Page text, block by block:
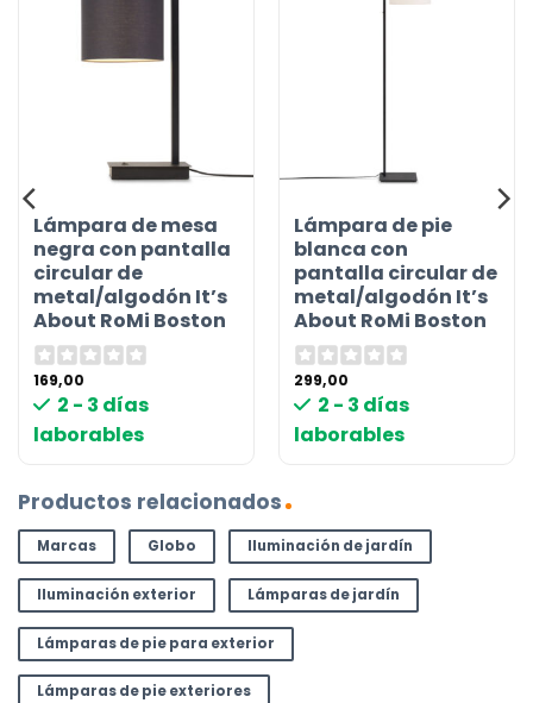
Lámpara de mesa
negra con pantalla
circular de
metal/algodón It’s
About RoMi Boston
169,00
2 - 3 días
laborables
Lámpara de pie
blanca con
pantalla circular de
metal/algodón It’s
About RoMi Boston
299,00
2 - 3 días
laborables
Productos relacionados
Marcas Globo Iluminación de jardín
Iluminación exterior Lámparas de jardín
Lámparas de pie para exterior
Lámparas de pie exteriores